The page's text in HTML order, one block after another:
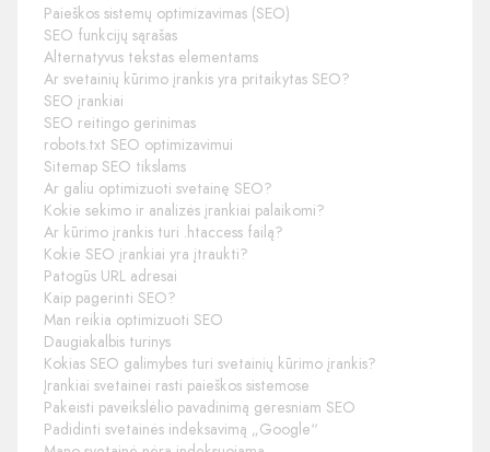
Paieškos sistemų optimizavimas (SEO)
SEO funkcijų sąrašas
Alternatyvus tekstas elementams
Ar svetainių kūrimo įrankis yra pritaikytas SEO?
SEO įrankiai
SEO reitingo gerinimas
robots.txt SEO optimizavimui
Sitemap SEO tikslams
Ar galiu optimizuoti svetainę SEO?
Kokie sekimo ir analizės įrankiai palaikomi?
Ar kūrimo įrankis turi .htaccess failą?
Kokie SEO įrankiai yra įtraukti?
Patogūs URL adresai
Kaip pagerinti SEO?
Man reikia optimizuoti SEO
Daugiakalbis turinys
Kokias SEO galimybes turi svetainių kūrimo įrankis?
Įrankiai svetainei rasti paieškos sistemose
Pakeisti paveikslėlio pavadinimą geresniam SEO
Padidinti svetainės indeksavimą „Google“